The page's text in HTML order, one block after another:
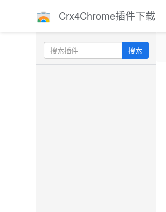
Crx4Chrome插件下载
搜索